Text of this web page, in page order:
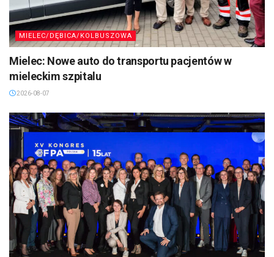
MIELEC/DĘBICA/KOLBUSZOWA
Mielec: Nowe auto do transportu pacjentów w
mieleckim szpitalu
2026-08-07